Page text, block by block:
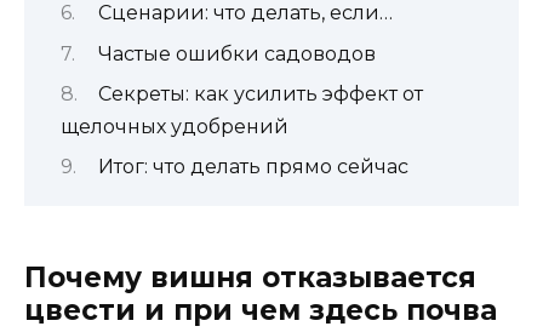
Сценарии: что делать, если…
Частые ошибки садоводов
Секреты: как усилить эффект от
щелочных удобрений
Итог: что делать прямо сейчас
Почему вишня отказывается
цвести и при чем здесь почва